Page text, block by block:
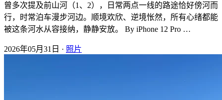
曾多次提及前山河（1、2），日常两点一线的路途恰好傍河而
行，时常泊车漫步河边。顺境欢欣、逆境怅然，所有心绪都能
被这条河水从容接纳，静静安放。 By iPhone 12 Pro …
2026年05月31日 · 照片